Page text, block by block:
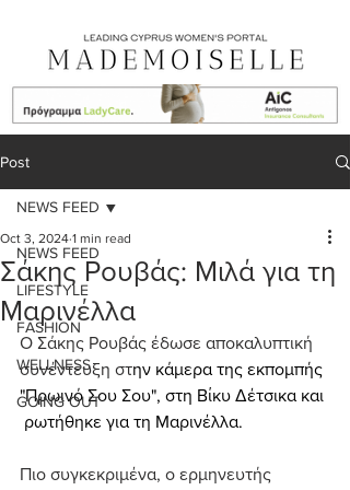
Post
NEWS FEED
LIFESTYLE
FASHION
WELLNESS
GOING OUT
NEWS FEED
Σάκης Ρουβάς: Μιλά για τη
Μαρινέλλα
Oct 3, 2024 1 min read
Ο Σάκης Ρουβάς έδωσε αποκαλυπτική
συνέντευξη στην κάμερα της εκπομπής
"Πρωινό Σου Σου", στη Βίκυ Δέτσικα και
ρωτήθηκε για τη Μαρινέλλα.
Πιο συγκεκριμένα, ο ερμηνευτής